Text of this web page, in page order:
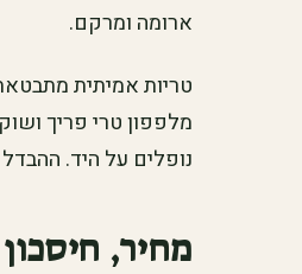
ארומה ומרקם.
טריות אמיתית
מלפפון טרי פריך
נופלים על היד.
מחיר,